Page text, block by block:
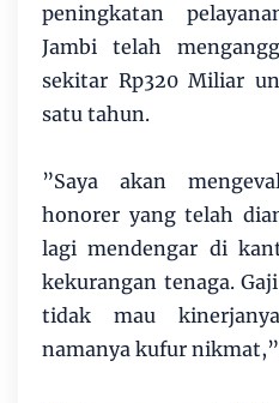
peningkatan
Jambi telah
sekitar Rp320 Miliar
satu tahun.
​”Saya akan
honorer yang telah
lagi mendengar di
kekurangan tenaga.
tidak mau
namanya kufur